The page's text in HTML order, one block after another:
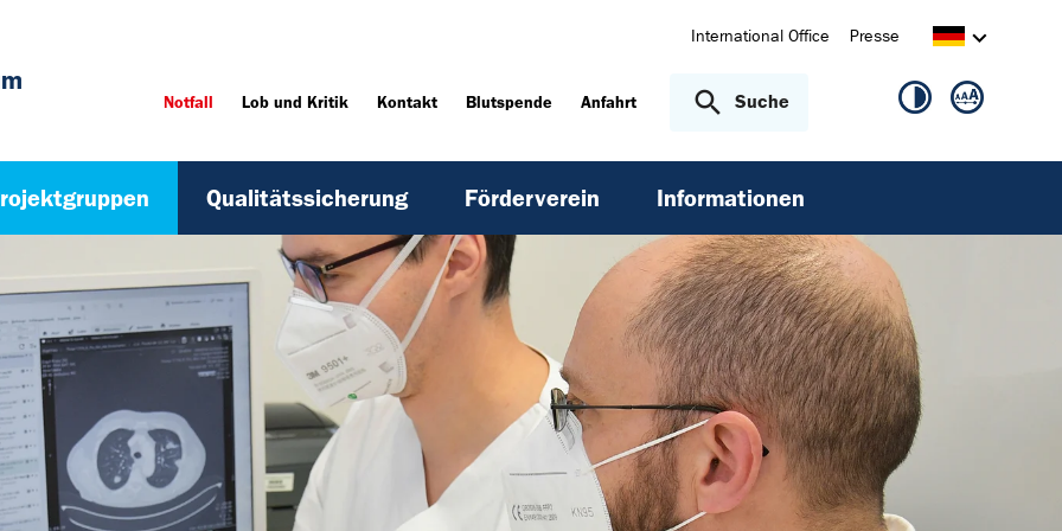
International Office Presse
Notfall Lob und Kritik Kontakt Blutspende Anfahrt Suche
Qualitätssicherung Förderverein Informationen